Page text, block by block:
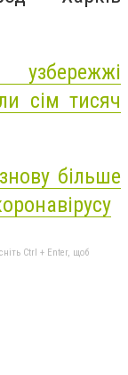
сім тисяч
більше
Ctrl + Enter, щоб